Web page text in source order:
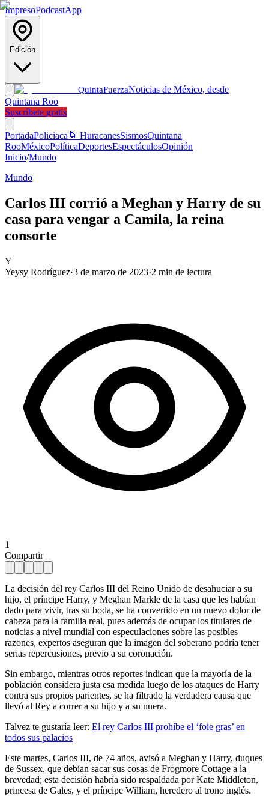
ImpresoPodcastApp
Edición
QuintaFuerzaNoticias de México, desde
Quintana Roo
Suscríbete gratis
PortadaPoliciaca 🌀 HuracanesSismosQuintana
RooMéxicoPolíticaDeportesEspectáculosOpinión
Inicio/Mundo
Mundo
Carlos III corrió a Meghan y Harry de su
casa para vengar a Camila, la reina
consorte
Y
Yeysy Rodríguez·3 de marzo de 2023·2 min de lectura
1
Compartir
La decisión del rey Carlos III del Reino Unido de desahuciar a su
hijo, el príncipe Harry, y Meghan Markle de la casa que les habían
dado para vivir, tras su boda, se ha convertido en un nuevo dolor de
cabeza para la familia real, pues además de ocupar los titulares de
noticias a nivel mundial con especulaciones sobre las posibles
razones, expertos aseguran que la imagen del soberano podría tener
serias repercusiones, previo a su coronación.
Sin embargo, mientras otros reportes indican que la mayoría de la
población considera justa esa medida luego de los ataques de Harry
contra sus propios parientes, se ha filtrado la verdadera causa que
llevó al Rey a correr a su hijo y a su nuera.
Talvez te gustaría leer: El rey Carlos III prohíbe el ‘foie gras’ en
todos sus palacios
Este martes, Carlos III, de 74 años, avisó a Meghan y Harry, duques
de Sussex, que debían sacar sus cosas de Frogmore Cottage a la
brevedad; esta decisión habría sido respaldada por Kate Middleton,
princesa de Gales, y el príncipe William, heredero al trono inglés.